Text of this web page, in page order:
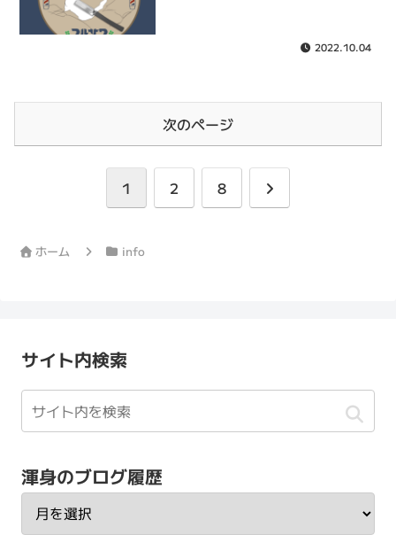
2022.10.04
次のページ
1 2 8
次
ホーム info
サイト内検索
渾身のブログ履歴